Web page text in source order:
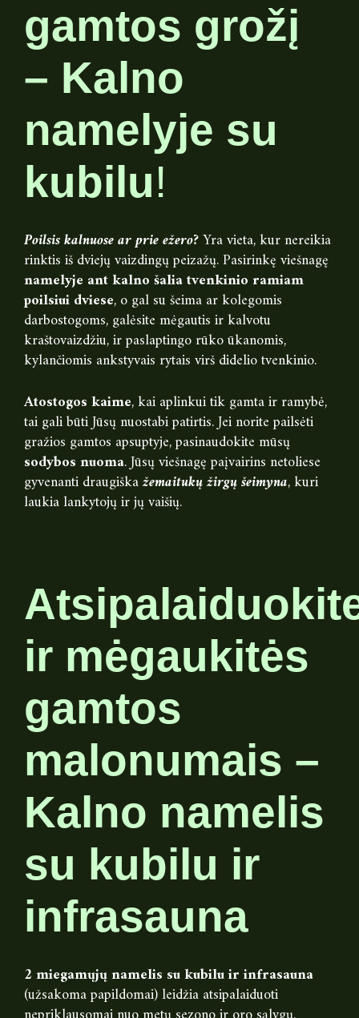
gamtos grožį
– Kalno
namelyje su
kubilu!
Poilsis kalnuose ar prie ežero?Yra vieta, kur nereikia
rinktis iš dviejų vaizdingų peizažų. Pasirinkę viešnagę
namelyje ant kalno šalia tvenkinio ramiam
poilsiui dviese, o gal su šeima ar kolegomis
darbostogoms, galėsite mėgautis ir kalvotu
kraštovaizdžiu, ir paslaptingo rūko ūkanomis,
kylančiomis ankstyvais rytais virš didelio tvenkinio.
Atostogos kaime, kai aplinkui tik gamta ir ramybė,
tai gali būti Jūsų nuostabi patirtis. Jei norite pailsėti
gražios gamtos apsuptyje, pasinaudokite mūsų
sodybos nuoma. Jūsų viešnagę paįvairins netoliese
gyvenanti draugiškažemaitukų žirgų šeimyna, kuri
laukia lankytojų ir jų vaišių.
ir mėgaukitės
gamtos
malonumais –
Kalno namelis
su kubilu ir
infrasauna
2 miegamųjų namelis su kubilu ir infrasauna
(užsakoma papildomai) leidžia atsipalaiduoti